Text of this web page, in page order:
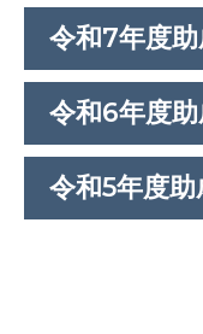
令和7年度
令和6年度
令和5年度